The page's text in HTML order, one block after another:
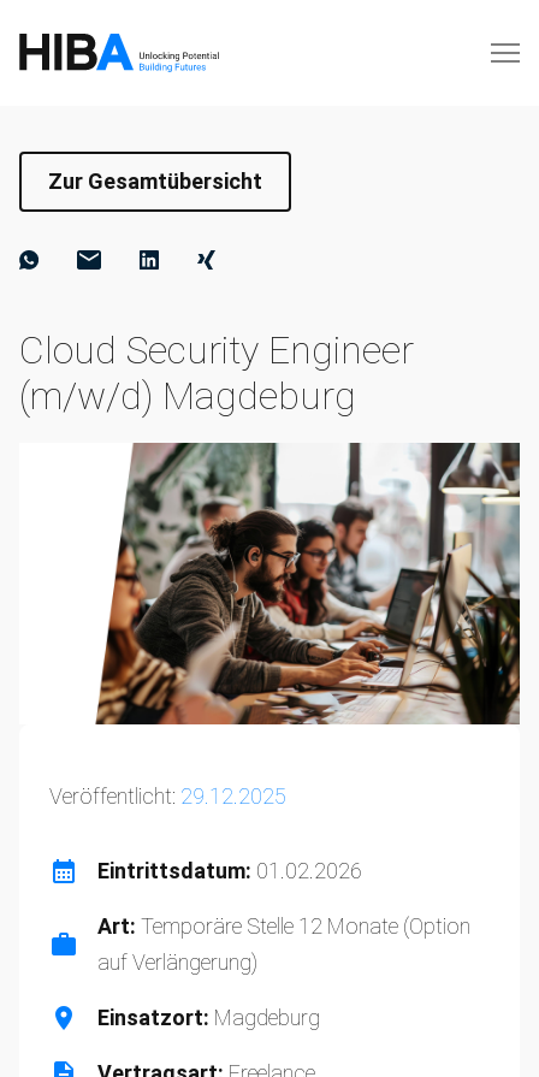
Zur Gesamtübersicht
Cloud Security Engineer
(m/w/d) Magdeburg
Veröffentlicht: 29.12.2025
Eintrittsdatum: 01.02.2026
Art: Temporäre Stelle 12 Monate (Option
auf Verlängerung)
Einsatzort: Magdeburg